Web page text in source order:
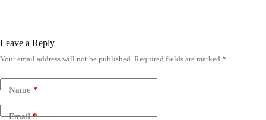
Leave a Reply
Your email address will not be published. Required fields are marked *
Name*
Email*